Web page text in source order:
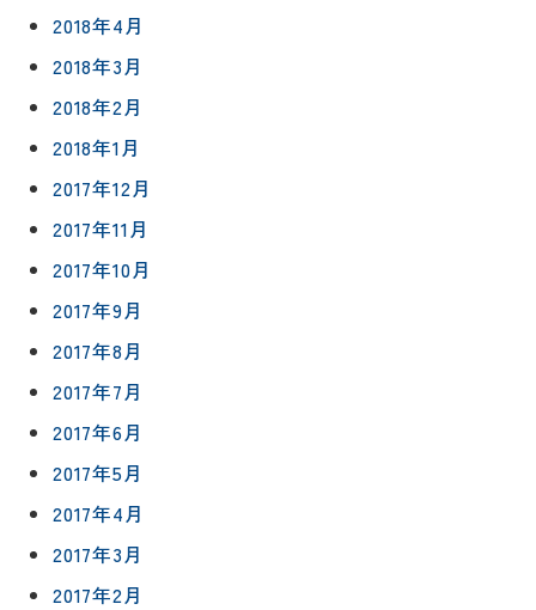
2018年4月
2018年3月
2018年2月
2018年1月
2017年12月
2017年11月
2017年10月
2017年9月
2017年8月
2017年7月
2017年6月
2017年5月
2017年4月
2017年3月
2017年2月